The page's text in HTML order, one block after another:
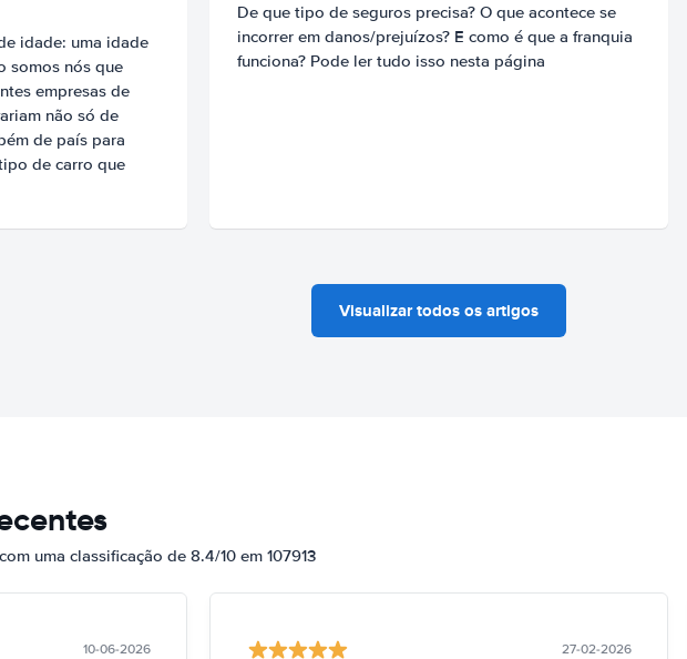
idade: uma idade
somos nós que
empresas de
não só de
de país para
de carro que
De que tipo de seguros precisa? O que acontece se
incorrer em danos/prejuízos? E como é que a franquia
funciona? Pode ler tudo isso nesta página
Visualizar todos os artigos
uma classificação de 8.4/10 em 107913
10-06-2026 27-02-2026